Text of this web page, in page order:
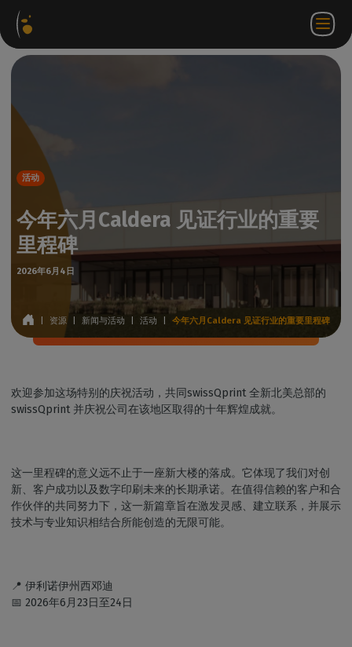
ZH
活动
今年六月Caldera 见证行业的重要
里程碑
2026年6月4日
资源 新闻与活动 活动 今年六月Caldera 见证行业的重要里程碑
欢迎参加这场特别的庆祝活动，共同swissQprint 全新北美总部的
swissQprint 并庆祝公司在该地区取得的十年辉煌成就。
这一里程碑的意义远不止于一座新大楼的落成。它体现了我们对创
新、客户成功以及数字印刷未来的长期承诺。在值得信赖的客户和合
作伙伴的共同努力下，这一新篇章旨在激发灵感、建立联系，并展示
技术与专业知识相结合所能创造的无限可能。
📍 伊利诺伊州西邓迪
📅 2026年6月23日至24日